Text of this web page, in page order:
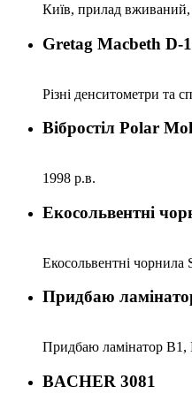
Київ, прилад вживаний,
Gretag Macbeth D-
Різні денситометри та
Вібростіл Polar
1998 р.в.
Екосольвентні
Екосольвентні чорнила
Придбаю
Придбаю ламінатор B1,
BACHER 3081